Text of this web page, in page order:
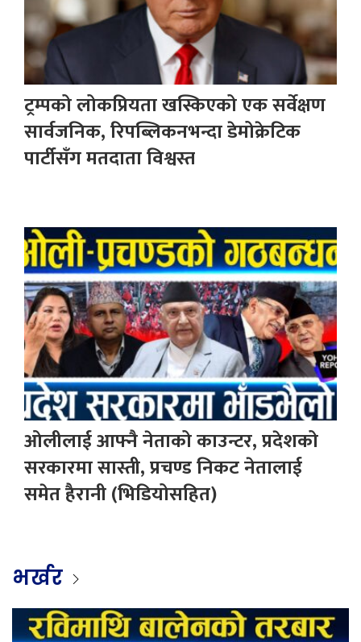
ट्रम्पको लोकप्रियता खस्किएको एक सर्वेक्षण
सार्वजनिक, रिपब्लिकनभन्दा डेमोक्रेटिक
पार्टीसँग मतदाता विश्वस्त
ओलीलाई आफ्नै नेताको काउन्टर, प्रदेशको
सरकारमा सास्ती, प्रचण्ड निकट नेतालाई
समेत हैरानी (भिडियोसहित)
भर्खर